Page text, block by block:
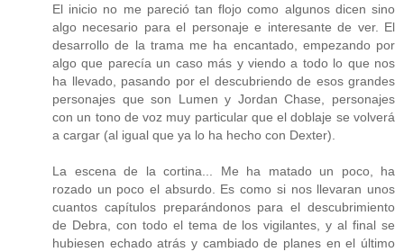
El inicio no me pareció tan flojo como algunos dicen sino
algo necesario para el personaje e interesante de ver. El
desarrollo de la trama me ha encantado, empezando por
algo que parecía un caso más y viendo a todo lo que nos
ha llevado, pasando por el descubriendo de esos grandes
personajes que son Lumen y Jordan Chase, personajes
con un tono de voz muy particular que el doblaje se volverá
a cargar (al igual que ya lo ha hecho con Dexter).
La escena de la cortina... Me ha matado un poco, ha
rozado un poco el absurdo. Es como si nos llevaran unos
cuantos capítulos preparándonos para el descubrimiento
de Debra, con todo el tema de los vigilantes, y al final se
hubiesen echado atrás y cambiado de planes en el último